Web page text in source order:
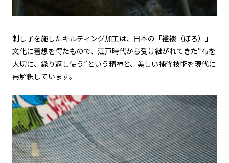
刺し子を施したキルティング加工は、日本の「襤褸（ぼろ）」
文化に着想を得たもので、江戸時代から受け継がれてきた“布を
大切に、繰り返し使う”という精神と、美しい補修技術を現代に
再解釈しています。